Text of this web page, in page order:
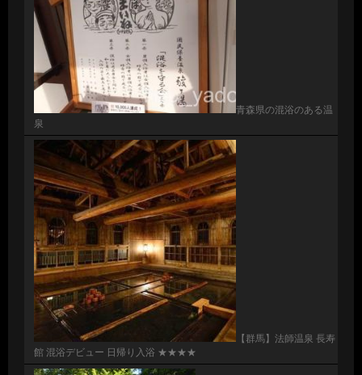
青森県の混浴のある温
泉
【群馬】法師温泉 長寿
館 混浴デビュー 日帰り入浴 ★★★★